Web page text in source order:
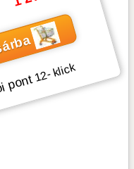
pont12- klick